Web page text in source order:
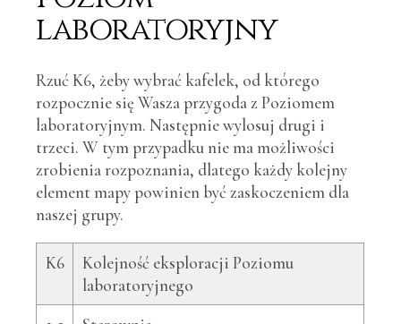
laboratoryjny
Rzuć K6, żeby wybrać kafelek, od którego
rozpocznie się Wasza przygoda z Poziomem
laboratoryjnym. Następnie wylosuj drugi i
trzeci. W tym przypadku nie ma możliwości
zrobienia rozpoznania, dlatego każdy kolejny
element mapy powinien być zaskoczeniem dla
naszej grupy.
K6
Kolejność eksploracji Poziomu
laboratoryjnego